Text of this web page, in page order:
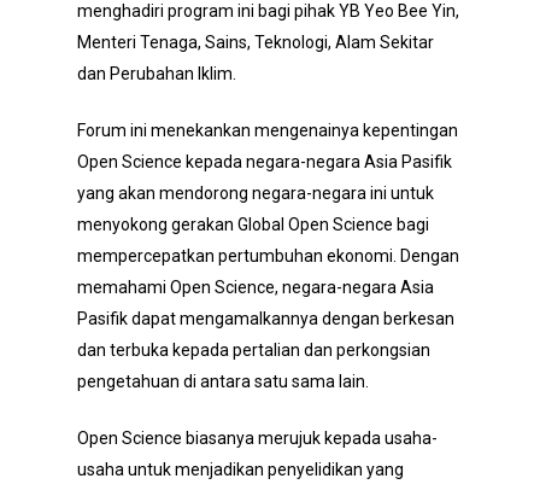
menghadiri program ini bagi pihak YB Yeo Bee Yin,
Menteri Tenaga, Sains, Teknologi, Alam Sekitar
dan Perubahan Iklim.
Forum ini menekankan mengenainya kepentingan
Open Science kepada negara-negara Asia Pasifik
yang akan mendorong negara-negara ini untuk
menyokong gerakan Global Open Science bagi
mempercepatkan pertumbuhan ekonomi. Dengan
memahami Open Science, negara-negara Asia
Pasifik dapat mengamalkannya dengan berkesan
dan terbuka kepada pertalian dan perkongsian
pengetahuan di antara satu sama lain.
Open Science biasanya merujuk kepada usaha-
usaha untuk menjadikan penyelidikan yang